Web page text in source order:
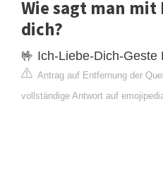
Wie sagt man mit
dich?
🤟 Ich-Liebe-Dich-Geste
Antrag auf Entfernung der
vollständige Antwort auf